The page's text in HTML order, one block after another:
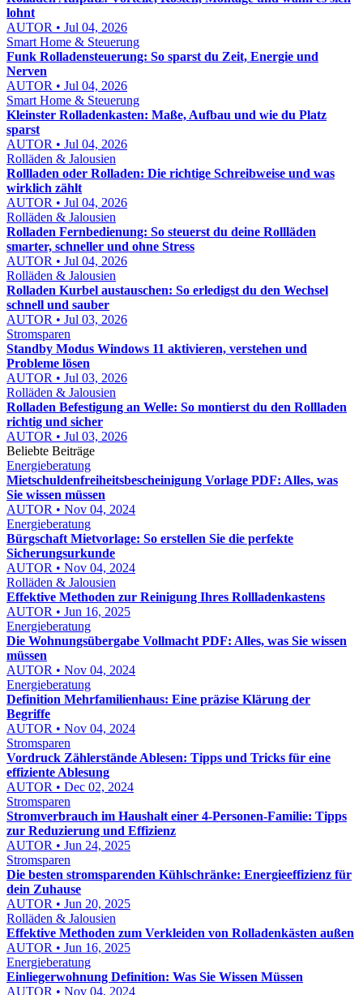
lohnt
AUTOR • Jul 04, 2026
Smart Home & Steuerung
Funk Rolladensteuerung: So sparst du Zeit, Energie und
Nerven
AUTOR • Jul 04, 2026
Smart Home & Steuerung
Kleinster Rolladenkasten: Maße, Aufbau und wie du Platz
sparst
AUTOR • Jul 04, 2026
Rolläden & Jalousien
Rollladen oder Rolladen: Die richtige Schreibweise und was
wirklich zählt
AUTOR • Jul 04, 2026
Rolläden & Jalousien
Rolladen Fernbedienung: So steuerst du deine Rollläden
smarter, schneller und ohne Stress
AUTOR • Jul 04, 2026
Rolläden & Jalousien
Rolladen Kurbel austauschen: So erledigst du den Wechsel
schnell und sauber
AUTOR • Jul 03, 2026
Stromsparen
Standby Modus Windows 11 aktivieren, verstehen und
Probleme lösen
AUTOR • Jul 03, 2026
Rolläden & Jalousien
Rolladen Befestigung an Welle: So montierst du den Rollladen
richtig und sicher
AUTOR • Jul 03, 2026
Beliebte Beiträge
Energieberatung
Mietschuldenfreiheitsbescheinigung Vorlage PDF: Alles, was
Sie wissen müssen
AUTOR • Nov 04, 2024
Energieberatung
Bürgschaft Mietvorlage: So erstellen Sie die perfekte
Sicherungsurkunde
AUTOR • Nov 04, 2024
Rolläden & Jalousien
Effektive Methoden zur Reinigung Ihres Rollladenkastens
AUTOR • Jun 16, 2025
Energieberatung
Die Wohnungsübergabe Vollmacht PDF: Alles, was Sie wissen
müssen
AUTOR • Nov 04, 2024
Energieberatung
Definition Mehrfamilienhaus: Eine präzise Klärung der
Begriffe
AUTOR • Nov 04, 2024
Stromsparen
Vordruck Zählerstände Ablesen: Tipps und Tricks für eine
effiziente Ablesung
AUTOR • Dec 02, 2024
Stromsparen
Stromverbrauch im Haushalt einer 4-Personen-Familie: Tipps
zur Reduzierung und Effizienz
AUTOR • Jun 24, 2025
Stromsparen
Die besten stromsparenden Kühlschränke: Energieeffizienz für
dein Zuhause
AUTOR • Jun 20, 2025
Rolläden & Jalousien
Effektive Methoden zum Verkleiden von Rolladenkästen außen
AUTOR • Jun 16, 2025
Energieberatung
Einliegerwohnung Definition: Was Sie Wissen Müssen
AUTOR • Nov 04, 2024